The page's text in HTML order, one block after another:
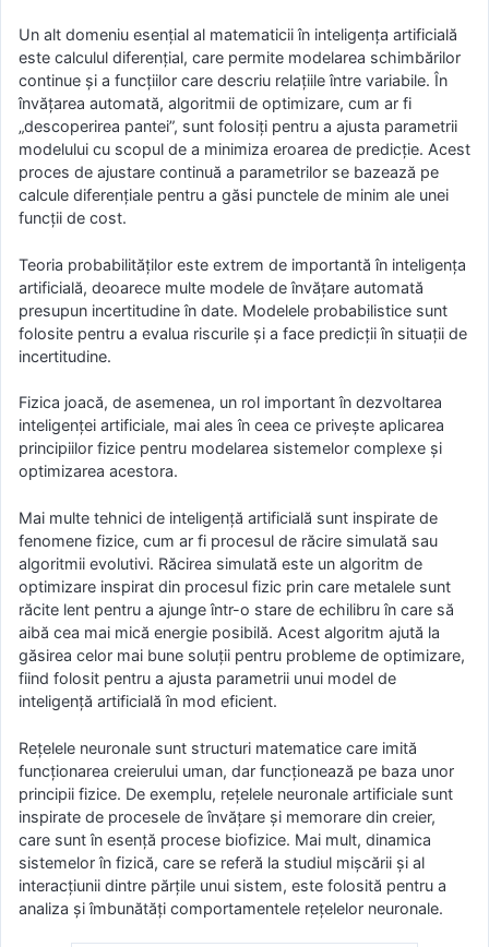
Un alt domeniu esențial al matematicii în inteligența artificială
este calculul diferențial, care permite modelarea schimbărilor
continue și a funcțiilor care descriu relațiile între variabile. În
învățarea automată, algoritmii de optimizare, cum ar fi
„descoperirea pantei”, sunt folosiți pentru a ajusta parametrii
modelului cu scopul de a minimiza eroarea de predicție. Acest
proces de ajustare continuă a parametrilor se bazează pe
calcule diferențiale pentru a găsi punctele de minim ale unei
funcții de cost.
Teoria probabilităților este extrem de importantă în inteligența
artificială, deoarece multe modele de învățare automată
presupun incertitudine în date. Modelele probabilistice sunt
folosite pentru a evalua riscurile și a face predicții în situații de
incertitudine.
Fizica joacă, de asemenea, un rol important în dezvoltarea
inteligenței artificiale, mai ales în ceea ce privește aplicarea
principiilor fizice pentru modelarea sistemelor complexe și
optimizarea acestora.
Mai multe tehnici de inteligență artificială sunt inspirate de
fenomene fizice, cum ar fi procesul de răcire simulată sau
algoritmii evolutivi. Răcirea simulată este un algoritm de
optimizare inspirat din procesul fizic prin care metalele sunt
răcite lent pentru a ajunge într-o stare de echilibru în care să
aibă cea mai mică energie posibilă. Acest algoritm ajută la
găsirea celor mai bune soluții pentru probleme de optimizare,
fiind folosit pentru a ajusta parametrii unui model de
inteligență artificială în mod eficient.
Rețelele neuronale sunt structuri matematice care imită
funcționarea creierului uman, dar funcționează pe baza unor
principii fizice. De exemplu, rețelele neuronale artificiale sunt
inspirate de procesele de învățare și memorare din creier,
care sunt în esență procese biofizice. Mai mult, dinamica
sistemelor în fizică, care se referă la studiul mișcării și al
interacțiunii dintre părțile unui sistem, este folosită pentru a
analiza și îmbunătăți comportamentele rețelelor neuronale.